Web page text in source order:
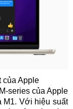
của Apple
series của Apple
M1. Với hiệu suất